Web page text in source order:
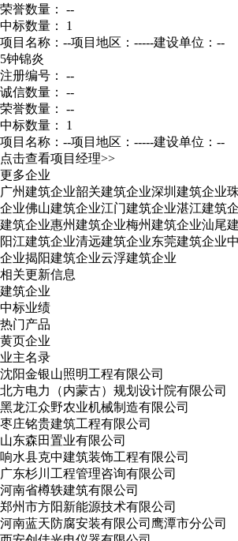
荣誉数量： --
中标数量： 1
项目名称：--项目地区：-----建设单位：--
5钟锦炎
注册编号： --
诚信数量： --
荣誉数量： --
中标数量： 1
项目名称：--项目地区：-----建设单位：--
点击查看项目经理>>
更多企业
广州建筑企业韶关建筑企业深圳建筑企业
企业佛山建筑企业江门建筑企业湛江建筑
建筑企业惠州建筑企业梅州建筑企业汕尾
阳江建筑企业清远建筑企业东莞建筑企业
企业揭阳建筑企业云浮建筑企业
相关更新信息
建筑企业
中标业绩
热门产品
黄页企业
业主名录
沈阳金银山照明工程有限公司
北方电力（内蒙古）规划设计院有限公司
黑龙江众野农业机械制造有限公司
枣庄铭贵建筑工程有限公司
山东森田置业有限公司
响水县克中建筑装饰工程有限公司
广东杉川工程管理咨询有限公司
河南省樽轶建筑有限公司
郑州市方阳新能源技术有限公司
河南蓝天防腐安装有限公司鹰潭市分公司